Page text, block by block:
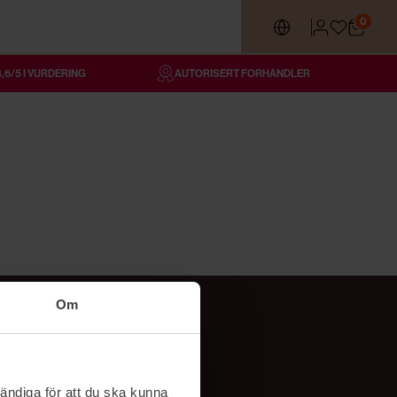
Om
för att du ska kunna
0
5 I VURDERING AUTORISERT FORHANDLER
Følg oss